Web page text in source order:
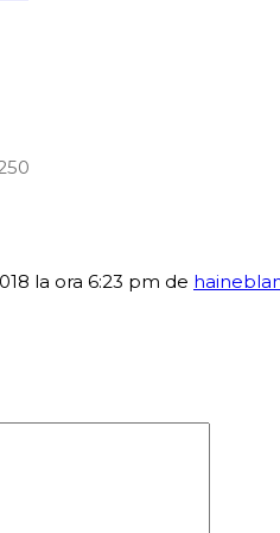
la ora 6:23 pm de